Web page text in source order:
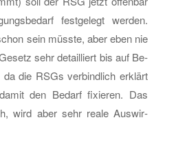
fest­ge­legt wer­den.
sein müss­te, aber eben nie
sehr de­tail­liert bis auf Be­
die RSGs ver­bind­lich er­klärt
den Be­darf fi­xie­ren. Das
wird aber sehr reale Aus­wir­